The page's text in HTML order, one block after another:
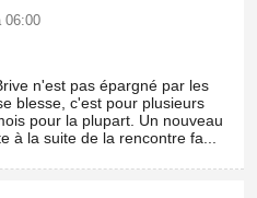
06:00
n'est pas épargné par les
blesse, c'est pour plusieurs
pour la plupart. Un nouveau
à la suite de la rencontre fa...